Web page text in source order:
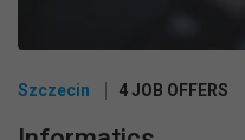
Szczecin 4 JOB OFFERS